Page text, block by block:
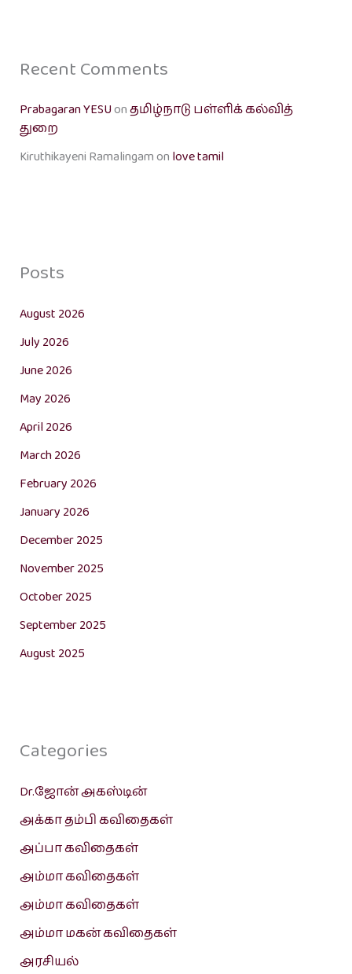
Recent Comments
Prabagaran YESUonதமிழ்நாடு பள்ளிக் கல்வித்
துறை
Kiruthikayeni Ramalingamon love tamil
Posts
August 2026
July 2026
June 2026
May 2026
April 2026
March 2026
February 2026
January 2026
December 2025
November 2025
October 2025
September 2025
August 2025
Categories
Dr.ஜோன் அகஸ்டின்
அக்கா தம்பி கவிதைகள்
அப்பா கவிதைகள்
அம்மா கவிதைகள்
அம்மா கவிதைகள்
அம்மா மகன் கவிதைகள்
அரசியல்